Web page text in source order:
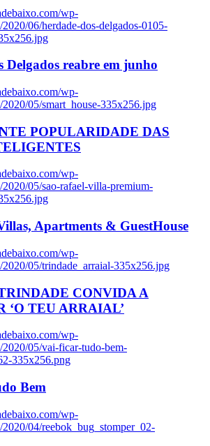
wp-
06/herdade-dos-delgados-0105-
Delgados reabre em junho
wp-
05/smart_house-335x256.jpg
POPULARIDADE DAS
wp-
2020/05/sao-rafael-villa-premium-
Apartments & GuestHouse
wp-
2020/05/trindade_arraial-335x256.jpg
CONVIDA A
‘O TEU ARRAIAL’
wp-
2020/05/vai-ficar-tudo-bem-
335x256.png
Bem
wp-
04/reebok_bug_stomper_02-